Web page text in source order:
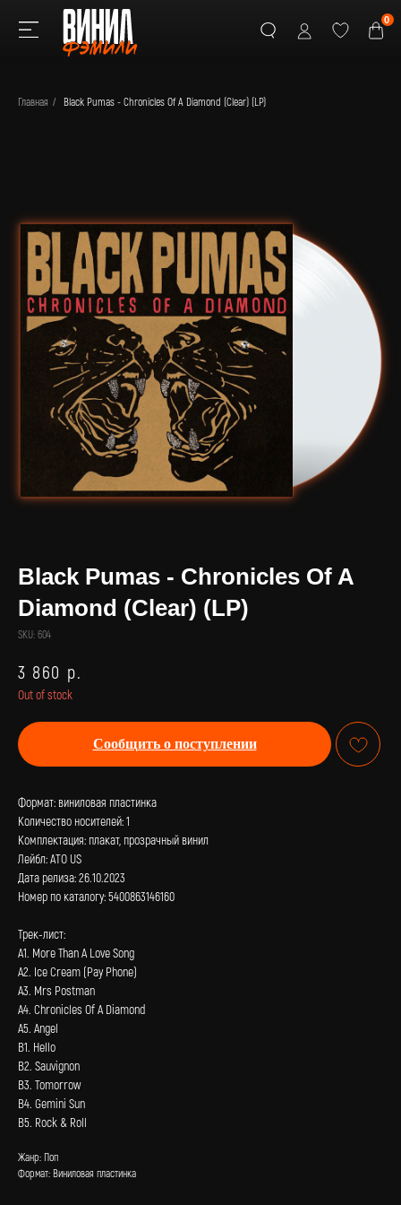
Главная / Black Pumas - Chronicles Of A Diamond (Clear) (LP)
Black Pumas - Chronicles Of A
Diamond (Clear) (LP)
SKU: 604
3 860 р.
Out of stock
Сообщить о поступлении
Формат: виниловая пластинка
Количество носителей: 1
Комплектация: плакат, прозрачный винил
Лейбл: ATO US
Дата релиза: 26.10.2023
Номер по каталогу: 5400863146160
Трек-лист:
А1. More Than A Love Song
А2. Ice Cream (Pay Phone)
А3. Mrs Postman
А4. Chronicles Of A Diamond
А5. Angel
В1. Hello
В2. Sauvignon
В3. Tomorrow
В4. Gemini Sun
В5. Rock & Roll
Жанр: Поп
Формат: Виниловая пластинка